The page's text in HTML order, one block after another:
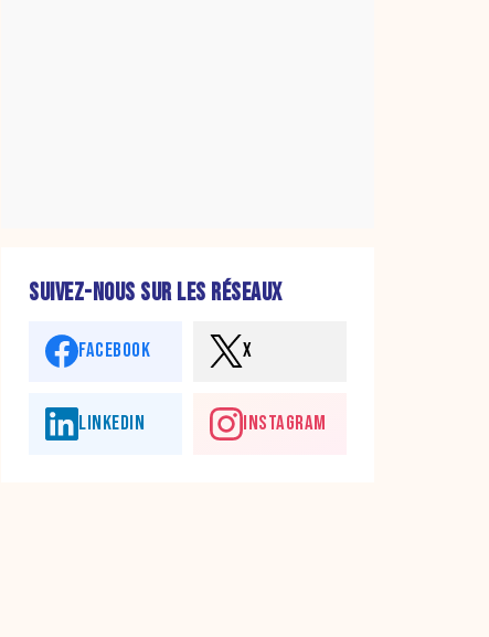
SUIVEZ-NOUS SUR LES RÉSEAUX
FACEBOOK X
LINKEDIN INSTAGRAM